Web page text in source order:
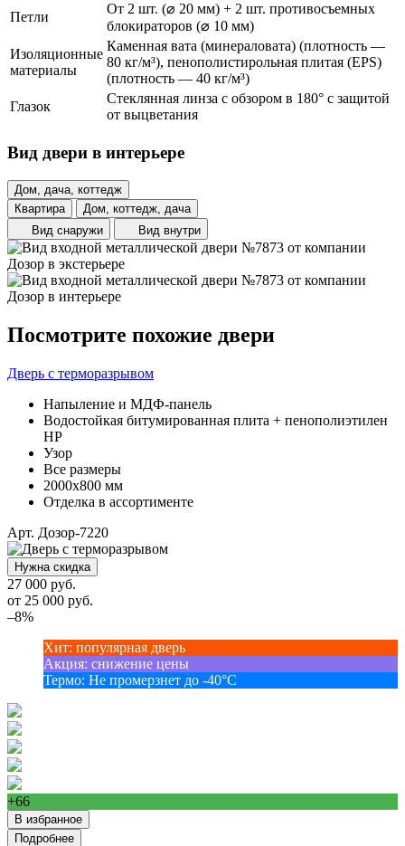
Петли
От 2 шт. (⌀ 20 мм) + 2 шт. противосъемных
блокираторов (⌀ 10 мм)
Изоляционные
материалы
Каменная вата (минераловата) (плотность —
80 кг/м³), пенополистирольная плитая (EPS)
(плотность — 40 кг/м³)
Глазок
Стеклянная линза с обзором в 180° с защитой
от выцветания
Вид двери в интерьере
Дом, дача, коттедж
Квартира
Дом, коттедж, дача
Вид снаружи
Вид внутри
Посмотрите похожие двери
Дверь с терморазрывом
Напыление и МДФ-панель
Водостойкая битумированная плита + пенополиэтилен
НР
Узор
Все размеры
2000х800 мм
Отделка в ассортименте
Арт. Дозор-7220
Нужна скидка
27 000 руб.
от 25 000 руб.
–8%
Хит: популярная дверь
Акция: снижение цены
Термо: Не промерзнет до -40°С
+66
В избранное
Подробнее